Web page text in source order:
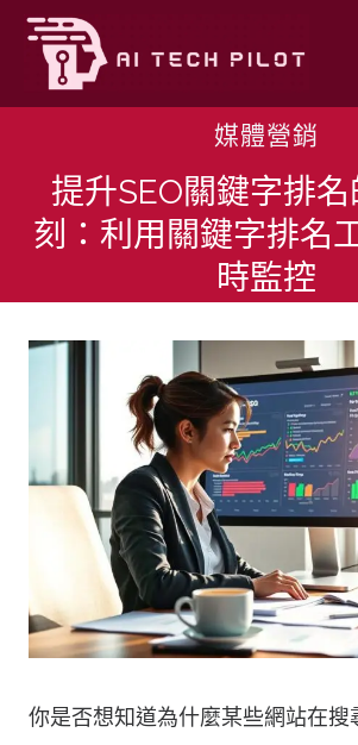
Skip
content
媒體營銷
提升SEO關鍵字排
刻：利用關鍵字排名
時監控
你是否想知道為什麼某些網站在搜